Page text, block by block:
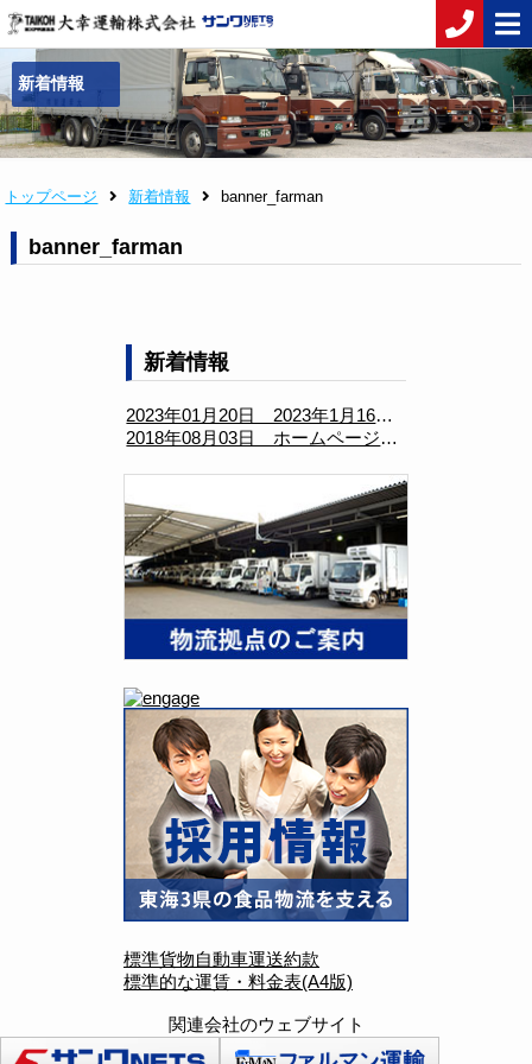
新着情報
トップページ 新着情報 banner_farman
banner_farman
新着情報
2023年01月20日 2023年1月16日 「グリーン経営認証」取得
2018年08月03日 ホームページ公開のお知らせ
標準貨物自動車運送約款
標準的な運賃・料金表(A4版)
関連会社のウェブサイト